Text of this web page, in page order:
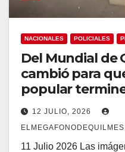
NACIONALES POLICIALES
Del Mundial de
cambió para
popular
policial? ¿Por
nacional y el de
tanto a la gente
12 JULIO, 2026
11 Julio 2026 Las